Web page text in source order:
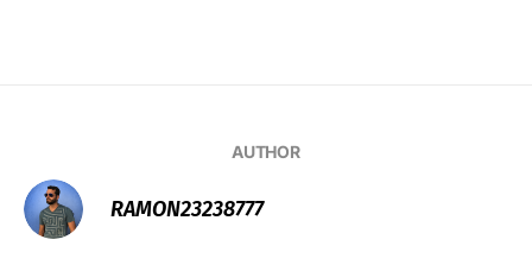
AUTHOR
RAMON23238777